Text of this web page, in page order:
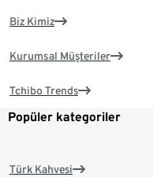
Biz Kimiz
Kurumsal Müşteriler
Tchibo Trends
Popüler kategoriler
Türk Kahvesi